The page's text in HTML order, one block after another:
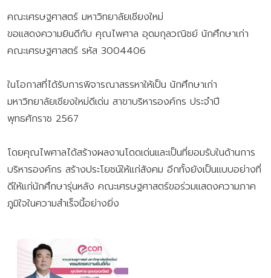
คณะเศรษฐศาสตร์ มหาวิทยาลัยเชียงใหม่
ขอแสดงความยินดีกับ คุณไพศาล อุดมกุลวณิชย์ นักศึกษาเก่า
คณะเศรษฐศาสตร์ รหัส 3004406
ในโอกาสที่ได้รับการพิจารณาสรรหาให้เป็น นักศึกษาเก่า
มหาวิทยาลัยเชียงใหม่ดีเด่น สาขาบริหารองค์กร ประจำปี
พุทธศักราช 2567
โดยคุณไพศาลได้สร้างผลงานโดดเด่นและเป็นที่ยอมรับในด้านการ
บริหารองค์กร สร้างประโยชน์ให้แก่สังคม อีกทั้งยังเป็นแบบอย่างที่
ดีให้แก่นักศึกษารุ่นหลัง คณะเศรษฐศาสตร์ขอร่วมแสดงความภาค
ภูมิใจในความสำเร็จนี้อย่างยิ่ง